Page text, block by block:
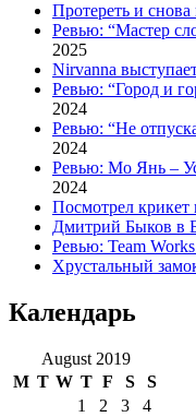
Протереть и
Ревью: “Мастер
2025
Nirvanna
Ревью: “Город и
2024
Ревью: “Не
2024
Ревью: Мо Янь –
2024
Посмотрел крикет
Дмитрий Быков в
Ревью: Team
Хрустальный
Календарь
August 2019
M T W T F S
S
1
2 3
4